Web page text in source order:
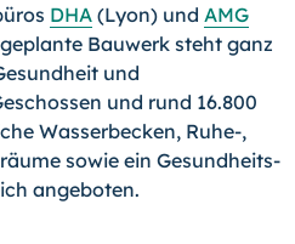
DHA (Lyon) und AMG
Bauwerk steht ganz
und
und rund 16.800
Wasserbe­cken, Ruhe-,
sowie ein Gesund­heits-
angeboten.